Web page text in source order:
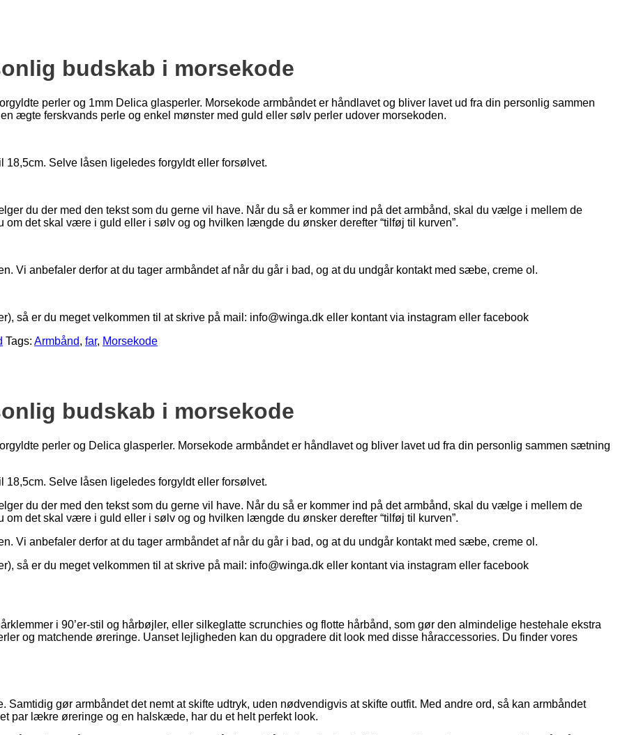
budskab i morsekode
perler og 1mm Delica glasperler. Morsekode armbåndet er håndlavet og bliver lavet ud fra din personlig sammen
ægte ferskvands perle og enkel mønster med guld eller sølv perler udover morsekoden.
18,5cm. Selve låsen ligeledes forgyldt eller forsølvet.
du der med den tekst som du gerne vil have. Når du så er kommer ind på det armbånd, skal du vælge i mellem de
det skal være i guld eller i sølv og og hvilken længde du ønsker derefter “tilføj til kurven”.
Vi anbefaler derfor at du tager armbåndet af når du går i bad, og at du undgår kontakt med sæbe, creme ol.
så er du meget velkommen til at skrive på mail: info@winga.dk eller kontant via instagram eller facebook
Tags: Armbånd, far, Morsekode
budskab i morsekode
perler og Delica glasperler. Morsekode armbåndet er håndlavet og bliver lavet ud fra din personlig sammen sætning
18,5cm. Selve låsen ligeledes forgyldt eller forsølvet.
du der med den tekst som du gerne vil have. Når du så er kommer ind på det armbånd, skal du vælge i mellem de
det skal være i guld eller i sølv og og hvilken længde du ønsker derefter “tilføj til kurven”.
Vi anbefaler derfor at du tager armbåndet af når du går i bad, og at du undgår kontakt med sæbe, creme ol.
så er du meget velkommen til at skrive på mail: info@winga.dk eller kontant via instagram eller facebook
i 90’er-stil og hårbøjler, eller silkeglatte scrunchies og flotte hårbånd, som gør den almindelige hestehale ekstra
og matchende øreringe. Uanset lejligheden kan du opgradere dit look med disse håraccessories. Du finder vores
Samtidig gør armbåndet det nemt at skifte udtryk, uden nødvendigvis at skifte outfit. Med andre ord, så kan armbåndet
par lækre øreringe og en halskæde, har du et helt perfekt look.